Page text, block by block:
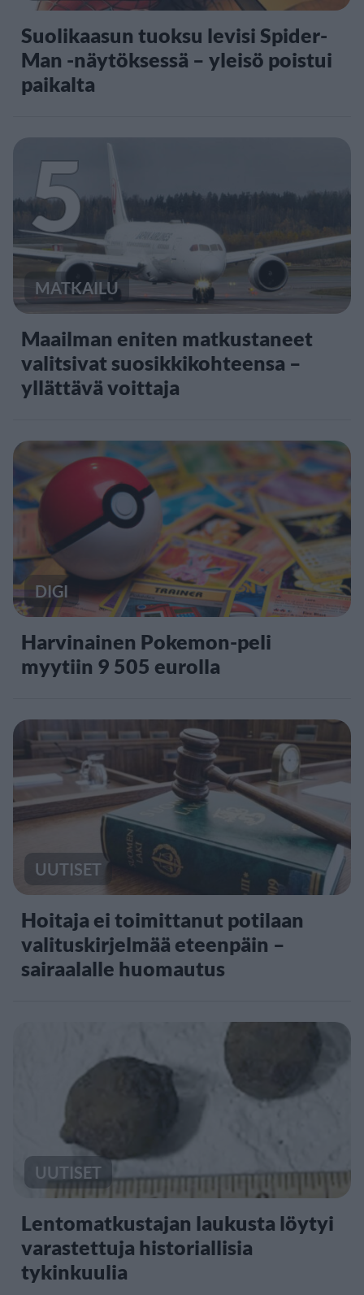
Suolikaasun tuoksu levisi Spider-
Man -näytöksessä – yleisö poistui
paikalta
5
MATKAILU
Maailman eniten matkustaneet
valitsivat suosikkikohteensa –
yllättävä voittaja
DIGI
Harvinainen Pokemon-peli
myytiin 9 505 eurolla
UUTISET
Hoitaja ei toimittanut potilaan
valituskirjelmää eteenpäin –
sairaalalle huomautus
UUTISET
Lentomatkustajan laukusta löytyi
varastettuja historiallisia
tykinkuulia